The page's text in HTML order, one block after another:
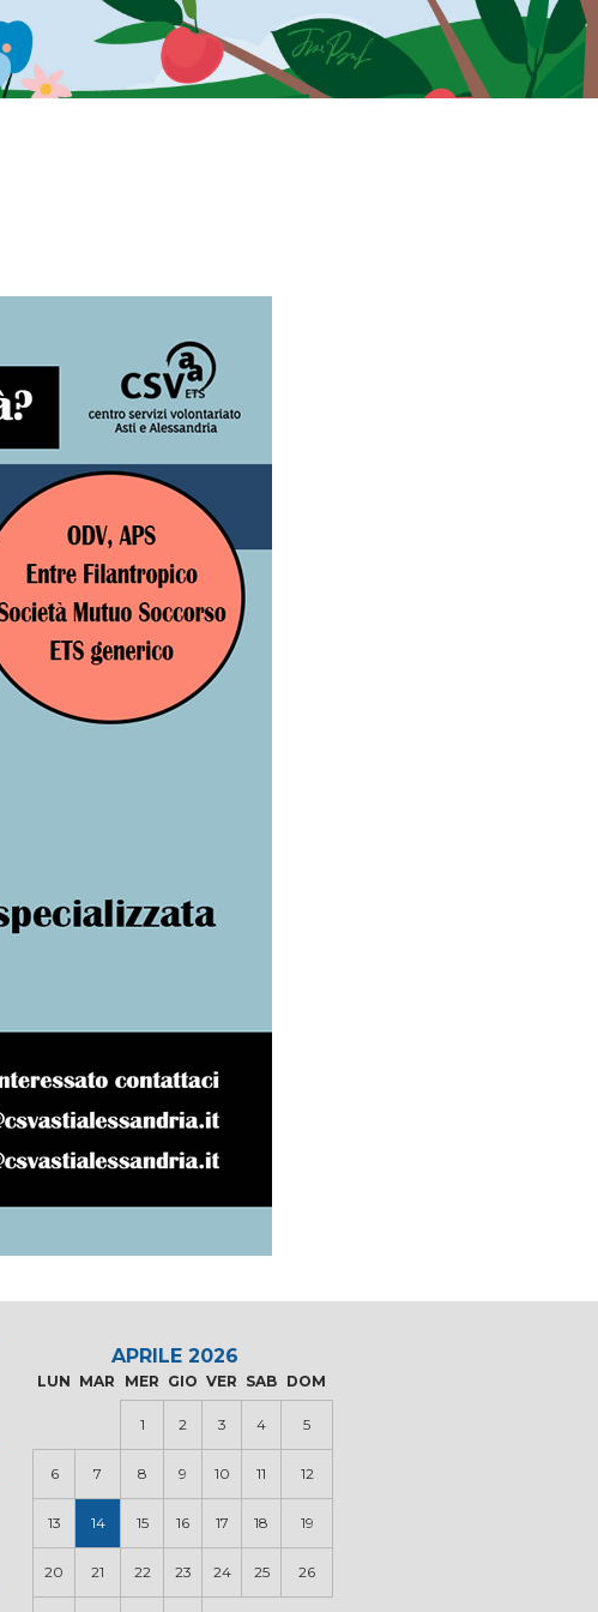
APRILE 2026
LUN MAR MER GIO VER SAB DOM
1 2 3 4 5
6 7 8 9 10 11 12
13 14 15 16 17 18 19
20 21 22 23 24 25 26